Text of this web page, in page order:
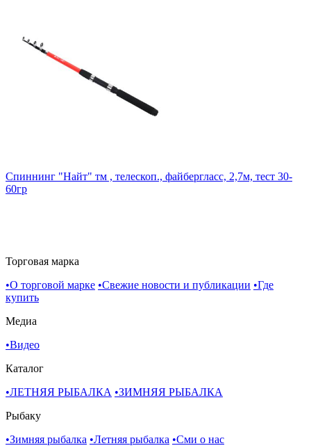
Спиннинг "Найт" тм , телескоп., файбергласс, 2,7м, тест 30-
60гр
Торговая марка
•О торговой марке •Свежие новости и публикации •Где
купить
Медиа
•Видео
Каталог
•ЛЕТНЯЯ РЫБАЛКА •ЗИМНЯЯ РЫБАЛКА
Рыбаку
•Зимняя рыбалка •Летняя рыбалка •Cми о нас